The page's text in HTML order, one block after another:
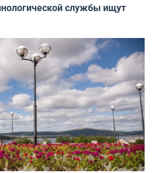
службы ищут